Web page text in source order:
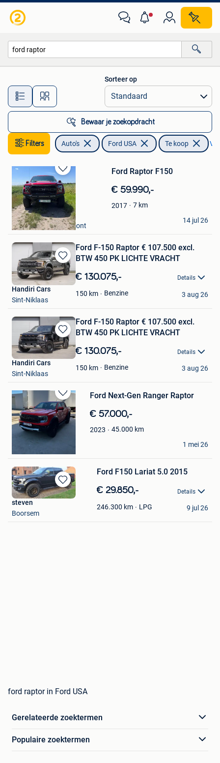
Alle afstanden…
Sorteer op
Bewaar je zoekopdracht
Filters Auto's Ford USA Te koop
Bewaren
in
Mijn
Favorieten
Ford Raptor F150
€ 59.990,-
2017 7 km
FM Motors
Chapelle-Lez-Herlaimont
14 jul 26
Bewaren
in
Mijn
Favorieten
Ford F-150 Raptor € 107.500 excl.
BTW 450 PK LICHTE VRACHT
€ 130.075,- Details
150 km Benzine
Handiri Cars
Sint-Niklaas
3 aug 26
Bewaren
in
Mijn
Favorieten
Ford F-150 Raptor € 107.500 excl.
BTW 450 PK LICHTE VRACHT
€ 130.075,- Details
150 km Benzine
Handiri Cars
Sint-Niklaas
3 aug 26
Bewaren
in
Mijn
Favorieten
Ford Next-Gen Ranger Raptor
€ 57.000,-
2023 45.000 km
Wannes
1 mei 26
Bewaren
in
Ford F150 Lariat 5.0 2015
€ 29.850,- Details
246.300 km LPG
steven
Boorsem
9 jul 26
ford raptor in Ford USA
Gerelateerde zoektermen
Populaire zoektermen